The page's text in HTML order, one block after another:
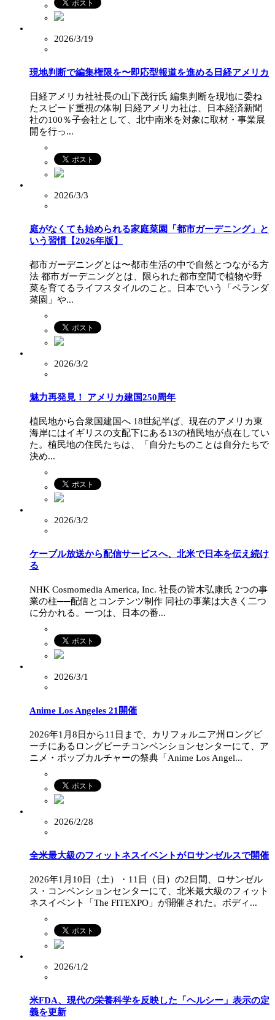
2026/3/19
現地判断で編集権限を〜即応型報道を進める日経アメリカ
日経アメリカ社社長の山下茂行氏 編集判断を現地に委ね
たスピード重視の体制 日経アメリカ社は、日本経済新聞
社の100％子会社として、北中南米を対象に取材・事業展
開を行っ...
2026/3/3
庭がなくても始められる家庭菜園「都市ガーデニング」と
いう習慣【2026年版】
都市ガーデニングとは〜都市生活の中で自然とつながる方
法 都市ガーデニングとは、限られた都市空間で植物や野
菜を育てるライフスタイルのこと。日本でいう「ベランダ
菜園」や...
2026/3/2
魅力再発見！ アメリカ建国250周年
植民地から合衆国建国へ 18世紀半ば、現在のアメリカ東
海岸にはイギリスの支配下にある13の植民地が点在してい
た。植民地の住民たちは、「自分たちのことは自分たちで
決め...
2026/3/2
ケーブル放送から配信サービスへ、北米で日本を伝え続け
る
NHK Cosmomedia America, Inc. 社長の皆木弘康氏 2つの事
業の柱──配信とコンテンツ制作 同社の事業は大きく二つ
に分かれる。一つは、日本の番...
2026/3/1
Anime Los Angeles 21開催
2026年1月8日から11日まで、カリフォルニア州ロングビ
ーチにあるロングビーチコンベンションセンターにて、ア
ニメ・ポップカルチャーの祭典「Anime Los Angel...
2026/2/28
全米最大級のフィットネスイベントがロサンゼルスで開催
2026年1月10日（土）・11日（日）の2日間、ロサンゼル
ス・コンベンションセンターにて、北米最大級のフィット
ネスイベント「The FITEXPO」が開催された。ボディ...
2026/1/2
米FDA、現代の栄養科学を反映した「ヘルシー」表示の定
義を更新